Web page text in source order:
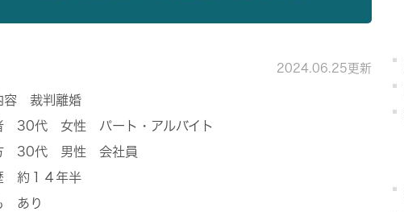
2024.06.25更新
容 裁判離婚
30代 女性 パート・アルバイト
30代 男性 会社員
約１４年半
あり